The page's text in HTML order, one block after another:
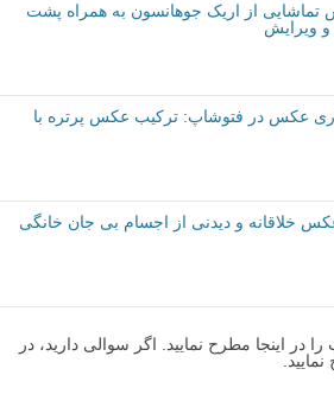
از اریک جوهانسون به همراه پشت
ویرایش
عکس در فتوشاپ: ترکیب عکس پرتره با
در اینجا مطرح نمایید. اگر سوالی دارید، در